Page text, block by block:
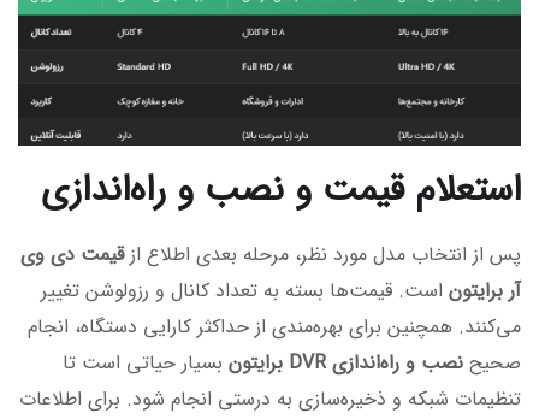
استعلام قیمت و نصب و راه‌اندازی
پس از انتخاب مدل مورد نظر، مرحله بعدی اطلاع ازقیمت دی وی
آر برایتون است. قیمت‌ها بسته به تعداد کانال و رزولوشن تغییر
می‌کنند. همچنین برای بهره‌مندی از حداکثر کارایی دستگاه، انجام
صحیح نصب و راه‌اندازی DVR برایتون
بسیار حیاتی است تا
تنظیمات شبکه و ذخیره‌سازی به درستی انجام شود. برای اطلاعات